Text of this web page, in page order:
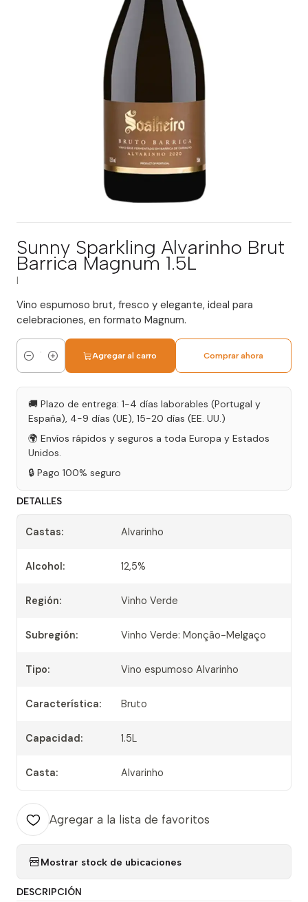
Sunny Sparkling Alvarinho Brut
Barrica Magnum 1.5L
Vino espumoso brut, fresco y elegante, ideal para
celebraciones, en formato Magnum.
Cantidad
Agregar al carro Comprar ahora
🚚 Plazo de entrega: 1-4 días laborables (Portugal y
España), 4-9 días (UE), 15-20 días (EE. UU.)
🌍 Envíos rápidos y seguros a toda Europa y Estados
Unidos.
🔒 Pago 100% seguro
DETALLES
Castas: Alvarinho
Alcohol: 12,5%
Región: Vinho Verde
Subregión: Vinho Verde: Monção-Melgaço
Tipo: Vino espumoso Alvarinho
Característica: Bruto
Capacidad: 1.5L
Casta: Alvarinho
Agregar a la lista de favoritos
Mostrar stock de ubicaciones
DESCRIPCIÓN